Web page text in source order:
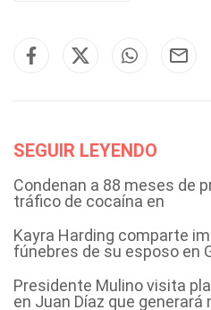
SEGUIR LEYENDO
Condenan a 88 meses de
tráfico de cocaína en
Kayra Harding comparte
fúnebres de su esposo en
Presidente Mulino visita
en Juan Díaz que